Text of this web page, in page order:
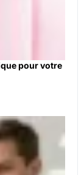
pour votre